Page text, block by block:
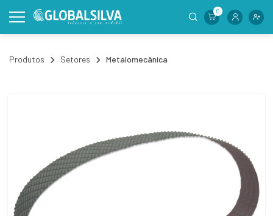
0
Produtos Setores Metalomecânica